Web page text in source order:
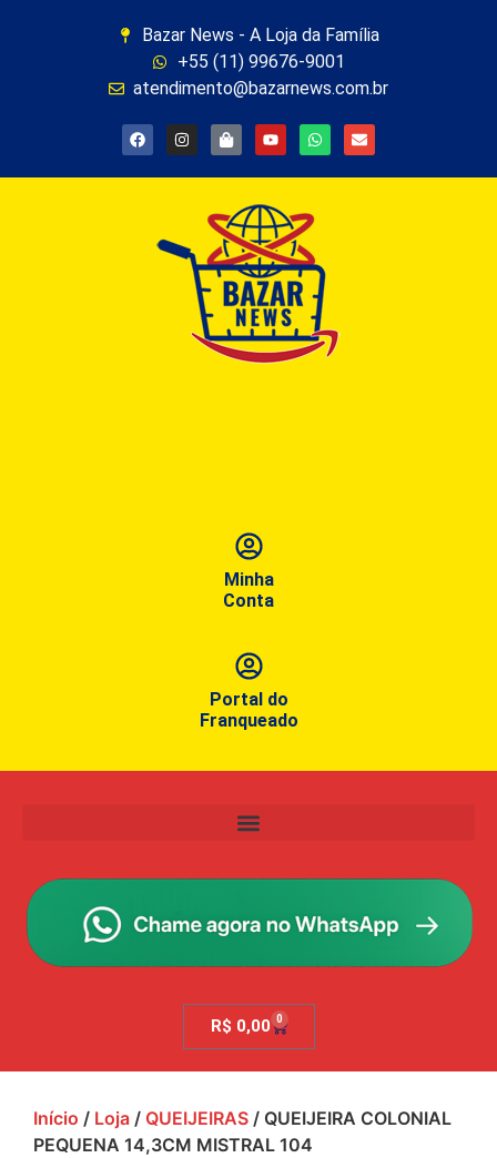
Bazar News - A Loja da Família
+55 (11) 99676-9001
atendimento@bazarnews.com.br
Minha
Conta
Portal do
Franqueado
R$ 0,00 0
Início / Loja / QUEIJEIRAS / QUEIJEIRA COLONIAL
PEQUENA 14,3CM MISTRAL 104